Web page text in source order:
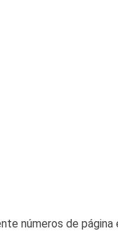
números de